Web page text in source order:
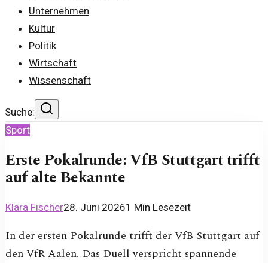
Unternehmen
Kultur
Politik
Wirtschaft
Wissenschaft
Suche:
Sport
Erste Pokalrunde: VfB Stuttgart trifft
auf alte Bekannte
Klara Fischer28. Juni 20261 Min Lesezeit
In der ersten Pokalrunde trifft der VfB Stuttgart auf
den VfR Aalen. Das Duell verspricht spannende